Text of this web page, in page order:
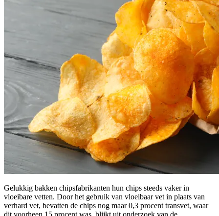
Gelukkig bakken chipsfabrikanten hun chips steeds vaker in
vloeibare vetten. Door het gebruik van vloeibaar vet in plaats van
verhard vet, bevatten de chips nog maar 0,3 procent transvet, waar
dit voorheen 15 procent was, blijkt uit onderzoek van de